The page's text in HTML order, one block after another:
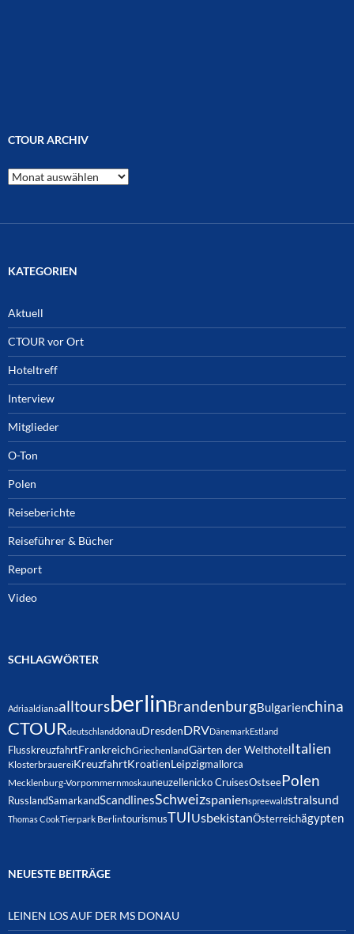
CTOUR ARCHIV
CTOUR
Archiv
KATEGORIEN
Aktuell
CTOUR vor Ort
Hoteltreff
Interview
Mitglieder
O-Ton
Polen
Reiseberichte
Reiseführer & Bücher
Report
Video
SCHLAGWÖRTER
AdriaaldianaalltoursberlinBrandenburgBulgarienchina
CTOURdeutschlanddonauDresdenDRVDänemarkEstland
FlusskreuzfahrtFrankreichGriechenlandGärten der WelthotelItalien
KlosterbrauereiKreuzfahrtKroatienLeipzigmallorca
Mecklenburg-Vorpommernmoskauneuzellenicko CruisesOstseePolen
RusslandSamarkandScandlinesSchweizspanienspreewaldstralsund
Thomas CookTierpark BerlintourismusTUIUsbekistanÖsterreichägypten
NEUESTE BEITRÄGE
LEINEN LOS AUF DER MS DONAU